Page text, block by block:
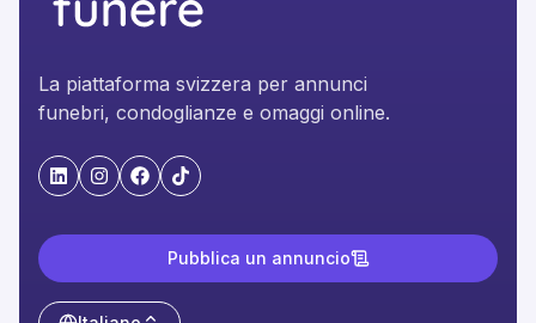
La piattaforma svizzera per annunci
funebri, condoglianze e omaggi online.
"LinkedIn"
"Instagram"
"Facebook"
"TikTok"
Pubblica un annuncio